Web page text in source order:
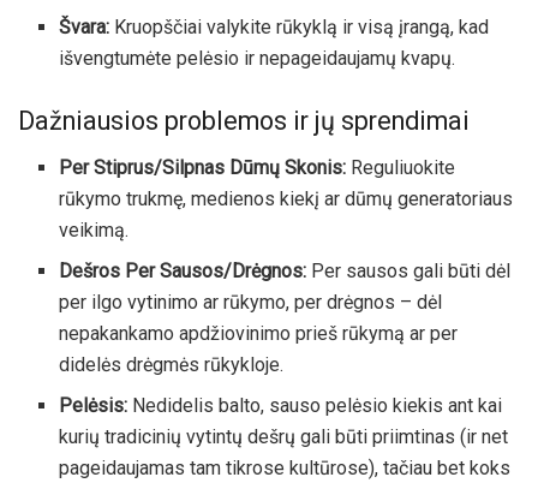
Švara: Kruopščiai valykite rūkyklą ir visą įrangą, kad
išvengtumėte pelėsio ir nepageidaujamų kvapų.
Dažniausios problemos ir jų sprendimai
Per Stiprus/Silpnas Dūmų Skonis: Reguliuokite
rūkymo trukmę, medienos kiekį ar dūmų generatoriaus
veikimą.
Dešros Per Sausos/Drėgnos: Per sausos gali būti dėl
per ilgo vytinimo ar rūkymo, per drėgnos – dėl
nepakankamo apdžiovinimo prieš rūkymą ar per
didelės drėgmės rūkykloje.
Pelėsis: Nedidelis balto, sauso pelėsio kiekis ant kai
kurių tradicinių vytintų dešrų gali būti priimtinas (ir net
pageidaujamas tam tikrose kultūrose), tačiau bet koks